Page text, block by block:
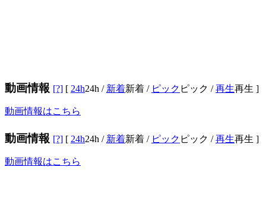
動画情報 [?] [ 24h24h / 新着新着 / ピック ピック /再生再生 ]
動画情報はこちら
動画情報 [?] [ 24h24h / 新着新着 / ピック ピック /再生再生 ]
動画情報はこちら